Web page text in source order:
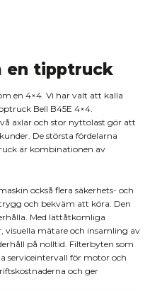
en tipptruck
en 4×4. Vi har valt att kalla
Bell B45E 4×4.
axlar och stor nyttolast gör att
De största fördelarna
är kombinationen av
också flera säkerhets- och
och bekväm att köra. Den
Med lättåtkomliga
visuella mätare och insamling av
på nolltid. Filterbyten som
serviceintervall för motor och
och ger